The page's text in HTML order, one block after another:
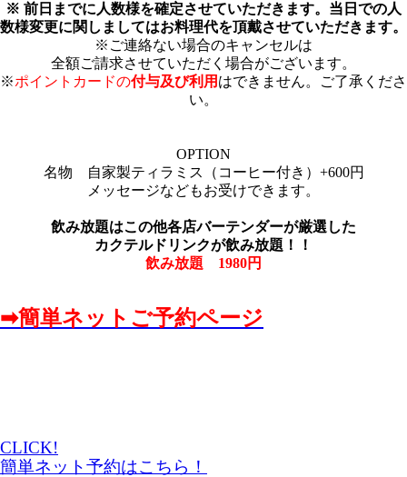
※ 前日までに人数様を確定させていただきます。当日での人
数様変更に関しましてはお料理代を頂戴させていただきます。
※ご連絡ない場合のキャンセルは
全額ご請求させていただく場合がございます。
※ポイントカードの付与及び利用 はできません。ご了承くださ
い。
OPTION
名物 自家製ティラミス（コーヒー付き）+600円
メッセージなどもお受けできます。
飲み放題はこの他各店バーテンダーが厳選した
カクテルドリンクが飲み放題！！
飲み放題 1980円
➡簡単ネットご予約ページ
CLICK!
簡単ネット予約はこちら！